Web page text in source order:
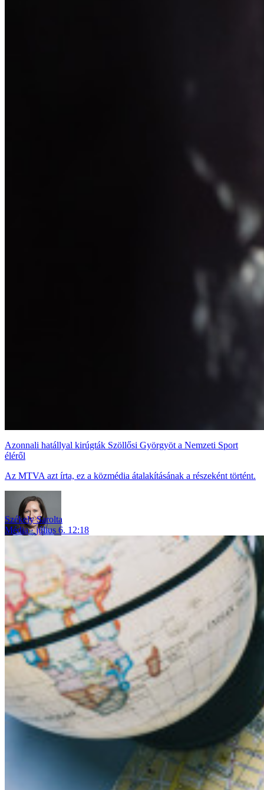
Azonnali hatállyal kirúgták Szöllősi Györgyöt a Nemzeti Sport
éléről
Az MTVA azt írta, ez a közmédia átalakításának a részeként történt.
Székely Sarolta
Média
július 6. 12:18